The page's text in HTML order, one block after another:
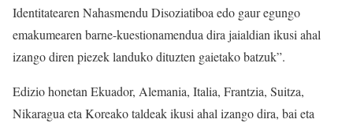
Identitatearen Nahasmendu Disoziatiboa edo gaur egungo
emakumearen barne-kuestionamendua dira jaialdian ikusi ahal
izango diren piezek landuko dituzten gaietako batzuk”.
Edizio honetan Ekuador, Alemania, Italia, Frantzia, Suitza,
Nikaragua eta Koreako taldeak ikusi ahal izango dira, bai eta